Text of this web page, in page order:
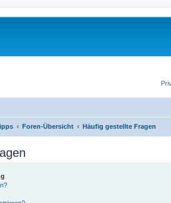
Foren-Übersicht Häufig gestellte Fragen